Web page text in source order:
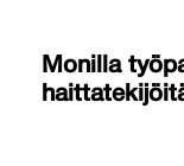
Monilla